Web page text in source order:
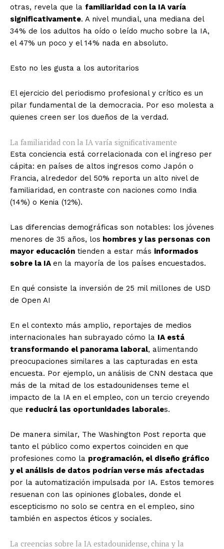
otras, revela que la familiaridad con la IA varía
significativamente. A nivel mundial, una mediana del
34% de los adultos ha oído o leído mucho sobre la IA,
el 47% un poco y el 14% nada en absoluto.
Esto no les gusta a los autoritarios
El ejercicio del periodismo profesional y crítico es un
pilar fundamental de la democracia. Por eso molesta a
quienes creen ser los dueños de la verdad.
La familiaridad con la IA varía significativamente
Esta conciencia está correlacionada con el ingreso per
cápita: en países de altos ingresos como Japón o
Francia, alrededor del 50% reporta un alto nivel de
familiaridad, en contraste con naciones como India
(14%) o Kenia (12%).
Las diferencias demográficas son notables: los jóvenes
menores de 35 años, los hombres y las personas con
mayor educación tienden a estar más informados
sobre la IA en la mayoría de los países encuestados.
En qué consiste la inversión de 25 mil millones de USD
de Open AI
En el contexto más amplio, reportajes de medios
internacionales han subrayado cómo la IA está
transformando el panorama laboral, alimentando
preocupaciones similares a las capturadas en esta
encuesta. Por ejemplo, un análisis de CNN destaca que
más de la mitad de los estadounidenses teme el
impacto de la IA en el empleo, con un tercio creyendo
que reducirá las oportunidades laborales.
De manera similar, The Washington Post reporta que
tanto el público como expertos coinciden en que
profesiones como la programación, el diseño gráfico
y el análisis de datos podrían verse más afectadas
por la automatización impulsada por IA. Estos temores
resuenan con las opiniones globales, donde el
escepticismo no solo se centra en el empleo, sino
también en aspectos éticos y sociales.
La creencias sobre la IA estadounidense, china y la